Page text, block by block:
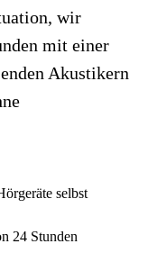
wir
mit einer
Akustikern
selbst
24 Stunden